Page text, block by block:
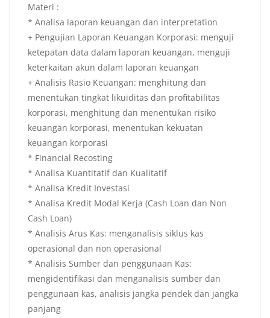
Materi :
* Analisa laporan keuangan dan interpretation
+ Pengujian Laporan Keuangan Korporasi: menguji
ketepatan data dalam laporan keuangan, menguji
keterkaitan akun dalam laporan keuangan
+ Analisis Rasio Keuangan: menghitung dan
menentukan tingkat likuiditas dan profitabilitas
korporasi, menghitung dan menentukan risiko
keuangan korporasi, menentukan kekuatan
keuangan korporasi
* Financial Recosting
* Analisa Kuantitatif dan Kualitatif
* Analisa Kredit Investasi
* Analisa Kredit Modal Kerja (Cash Loan dan Non
Cash Loan)
* Analisis Arus Kas: menganalisis siklus kas
operasional dan non operasional
* Analisis Sumber dan penggunaan Kas:
mengidentifikasi dan menganalisis sumber dan
penggunaan kas, analisis jangka pendek dan jangka
panjang